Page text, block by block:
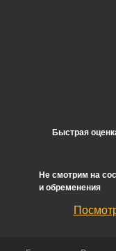
Быстрая
Не смотрим на
и обременения